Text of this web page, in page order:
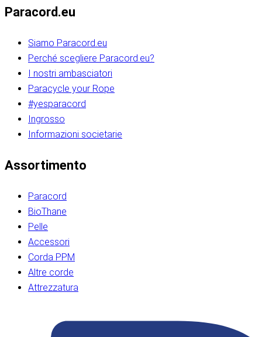
Paracord.eu
Siamo Paracord.eu
Perché scegliere Paracord.eu?
I nostri ambasciatori
Paracycle your Rope
#yesparacord
Ingrosso
Informazioni societarie​​​​‌ ‍ ​‍​‍‌‍ ‌ ​‍‌‍‍‌‌‍‌ ‌‍‍‌‌‍ ‍​‍​‍​ ‍‍​‍​‍‌ ​ ‌‍​‌‌‍ ‍‌‍‍‌‌ ‌​‌ ‍‌​‍ ‍‌‍‍‌‌‍ ​‍​‍​‍ ​​‍​‍‌‍‍​‌ ​‍‌‍‌‌‌‍‌‍​‍​‍​ ‍‍​‍​‍‌‍‍​‌ ‌​‌ ‌​‌ ​​‌ ​ ​ ‍‍​‍ ​‍ ‌ ​​‌‍​‌‌ ​‍‌‍​‌‌‍​ ‌‍ ‌ ​‍‌‍‌​​‍ ‍‌ ​ ‌‍​‌‌‍ ‍‌‍‍‌‌ ‌​‌ ‍‌​‍ ‍‌ ​ ‌ ‌​‌ ‌‌‌‍‌​‌‍‍‌‌‍ ​‍ ‌‍‍‌‌‍ ‍‌ ‌​‌‍‌‌‌‍ ‍‌ ‌​​‍ ‌‍‌‌‌‍‌​‌‍‍‌‌ ‌​​‍ ‌‍ ‌‌‍ ‌‍‌​‌‍‌‌​ ‌‌ ​​‌ ​‍‌‍‌‌‌ ​ ‌‍‌‌‌‍ ‍‌ ‌​‌‍​‌‌ ‌​‌‍‍‌‌‍ ‌‍ ‍​ ‍ ‌‍‍‌‌‍‌​​ ‌‌‍‌‍‌‍ ‌‍ ‌ ‌​‌‍‌‌‌ ​‍​‍ ‌‌‍​‍‌ ​‍‌‍​‌‌‍ ‍‌‍‌​​‍ ‌‌‍‍‌‌‍ ‌‌ ​​‌ ​‍‌‍‍‌‌‍ ‍‌ ‌​​ ‍ ‌ ‌​‌ ‍‌‌ ​​‌‍‌‌​ ‌‌ ‌​‌ ​‍‌‍​‌‌‍ ‍‌ ​ ‌‍ ​‌‍​‌‌ ‌​‌‍‌‌‌‍‌​​‍ ‌‌‍ ‌‌‍‌‌‌ ​ ‌ ​ ‌‍​‌‌‍‌ ‌‍‌‌​ ‍ ‌ ​​‌‍​‌‌ ‌​‌‍‍​​ ‌‌ ‌‍‌‍​‌‌‍ ​‌ ‌‌‌‍‌‌​‍ ‍‌‍‍‌‌ ‌​‌‌ ‌​‍‌‌‌‌​​ ‌‍​‍‌‍​‌‌ ​ ‌‍‌‌‌‌‌‌‌ ​‍‌‍ ​​ ‌‌‍‍​‌ ‌​‌ ‌​‌ ​​‌ ​ ​‍‌‌​ ​ ‌​​‌​‍‌‌​ ​‍‌​‌‍​‍‌‌​ ​‍‌​‌‍‌ ​​‌‍​‌‌ ​‍‌‍​‌‌‍​ ‌‍ ‌ ​‍‌‍‌​​‍ ‍‌ ​ ‌‍​‌‌‍ ‍‌‍‍‌‌ ‌​‌ ‍‌​‍ ‍‌ ​ ‌ ‌​‌ ‌‌‌‍‌​‌‍‍‌‌‍ ​‍‌‍‌‍‍‌‌‍‌​​ ‌‌‍‌‍‌‍ ‌‍ ‌ ‌​‌‍‌‌‌ ​‍​‍ ‌‌‍​‍‌ ​‍‌‍​‌‌‍ ‍‌‍‌​​‍ ‌‌‍‍‌‌‍ ‌‌ ​​‌ ​‍‌‍‍‌‌‍ ‍‌ ‌​​‍‌‍‌ ‌​‌ ‍‌‌ ​​‌‍‌‌​ ‌‌ ‌​‌ ​‍‌‍​‌‌‍ ‍‌ ​ ‌‍ ​‌‍​‌‌ ‌​‌‍‌‌‌‍‌​​‍ ‌‌‍ ‌‌‍‌‌‌ ​ ‌ ​ ‌‍​‌‌‍‌ ‌‍‌‌​‍‌‍‌ ​​‌‍​‌‌ ‌​‌‍‍​​ ‌‌ ‌‍‌‍​‌‌‍ ​‌ ‌‌‌‍‌‌​‍ ‍‌‍‍‌‌ ‌​‌‌ ‌​‍‌‌‌‌​​‍‌‍‌ ​​‌‍‌‌‌ ​‍‌ ​ ‌ ​​‌‍‌‌‌‍​ ‌ ‌​‌‍‍‌‌ ‌‍‌‍‌‌​ ‌‌ ​​‌ ‌‌‌‍​‍‌‍ ​‌‍‍‌‌ ​ ‌‍‍​‌‍‌‌‌‍‌​​‍​‍‌ ‌​​​​‌ ‍ ​‍​‍‌‍ ‌ ​‍‌‍‍‌‌‍‌ ‌‍‍‌‌‍ ‍​‍​‍​ ‍‍​‍​‍‌ ​ ‌‍​‌‌‍ ‍‌‍‍‌‌ ‌​‌ ‍‌​‍ ‍‌‍‍‌‌‍ ​‍​‍​‍ ​​‍​‍‌‍‍​‌ ​‍‌‍‌‌‌‍‌‍​‍​‍​ ‍‍​‍​‍‌‍‍​‌ ‌​‌ ‌​‌ ​​‌ ​ ​ ‍‍​‍ ​‍ ‌ ​​‌‍​‌‌ ​‍‌‍​‌‌‍​ ‌‍ ‌ ​‍‌‍‌​​‍ ‍‌ ​ ‌‍​‌‌‍ ‍‌‍‍‌‌ ‌​‌ ‍‌​‍ ‍‌ ​ ‌ ‌​‌ ‌‌‌‍‌​‌‍‍‌‌‍ ​‍ ‌‍‍‌‌‍ ‍‌ ‌​‌‍‌‌‌‍ ‍‌ ‌​​‍ ‌‍‌‌‌‍‌​‌‍‍‌‌ ‌​​‍ ‌‍ ‌‌‍ ‌‍‌​‌‍‌‌​ ‌‌ ​​‌ ​‍‌‍‌‌‌ ​ ‌‍‌‌‌‍ ‍‌ ‌​‌‍​‌‌ ‌​‌‍‍‌‌‍ ‌‍ ‍​ ‍ ‌‍‍‌‌‍‌​​ ‌‌‍‌‍‌‍ ‌‍ ‌ ‌​‌‍‌‌‌ ​‍​‍ ‌‌‍​‍‌ ​‍‌‍​‌‌‍ ‍‌‍‌​​‍ ‌‌‍‍‌‌‍ ‌‌ ​​‌ ​‍‌‍‍‌‌‍ ‍‌ ‌​​ ‍ ‌ ‌​‌ ‍‌‌ ​​‌‍‌‌​ ‌‌ ‌​‌ ​‍‌‍​‌‌‍ ‍‌ ​ ‌‍ ​‌‍​‌‌ ‌​‌‍‌‌‌‍‌​​‍ ‌‌‍ ‌‌‍‌‌‌ ​ ‌ ​ ‌‍​‌‌‍‌ ‌‍‌‌​ ‍ ‌ ​​‌‍​‌‌ ‌​‌‍‍​​ ‌‌ ‌‍‌‍​‌‌‍ ​‌ ‌‌‌‍‌‌​‍ ‍‌‍‍‌‌ ‌​‌‌ ‌​‍‌‌‌‌​​ ‌‍​‍‌‍​‌‌ ​ ‌‍‌‌‌‌‌‌‌ ​‍‌‍ ​​ ‌‌‍‍​‌ ‌​‌ ‌​‌ ​​‌ ​ ​‍‌‌​ ​ ‌​​‌​‍‌‌​ ​‍‌​‌‍​‍‌‌​ ​‍‌​‌‍‌ ​​‌‍​‌‌ ​‍‌‍​‌‌‍​ ‌‍ ‌ ​‍‌‍‌​​‍ ‍‌ ​ ‌‍​‌‌‍ ‍‌‍‍‌‌ ‌​‌ ‍‌​‍ ‍‌ ​ ‌ ‌​‌ ‌‌‌‍‌​‌‍‍‌‌‍ ​‍‌‍‌‍‍‌‌‍‌​​ ‌‌‍‌‍‌‍ ‌‍ ‌ ‌​‌‍‌‌‌ ​‍​‍ ‌‌‍​‍‌ ​‍‌‍​‌‌‍ ‍‌‍‌​​‍ ‌‌‍‍‌‌‍ ‌‌ ​​‌ ​‍‌‍‍‌‌‍ ‍‌ ‌​​‍‌‍‌ ‌​‌ ‍‌‌ ​​‌‍‌‌​ ‌‌ ‌​‌ ​‍‌‍​‌‌‍ ‍‌ ​ ‌‍ ​‌‍​‌‌ ‌​‌‍‌‌‌‍‌​​‍ ‌‌‍ ‌‌‍‌‌‌ ​ ‌ ​ ‌‍​‌‌‍‌ ‌‍‌‌​‍‌‍‌ ​​‌‍​‌‌ ‌​‌‍‍​​ ‌‌ ‌‍‌‍​‌‌‍ ​‌ ‌‌‌‍‌‌​‍ ‍‌‍‍‌‌ ‌​‌‌ ‌​‍‌‌‌‌​​‍‌‍‌ ​​‌‍‌‌‌ ​‍‌ ​ ‌ ​​‌‍‌‌‌‍​ ‌ ‌​‌‍‍‌‌ ‌‍‌‍‌‌​ ‌‌ ​​‌ ‌‌‌‍​‍‌‍ ​‌‍‍‌‌ ​ ‌‍‍​‌‍‌‌‌‍‌​​‍​‍‌ ‌
Assortimento
Paracord
BioThane
Pelle
Accessori
Corda PPM
Altre corde
Attrezzatura